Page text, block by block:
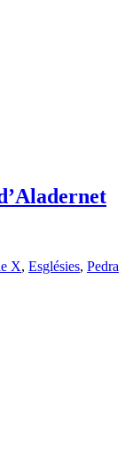
X, Esglésies, Pedra